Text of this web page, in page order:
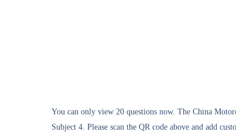
You can only view 20 questions now. The China
Subject 4. Please scan the QR code above and add